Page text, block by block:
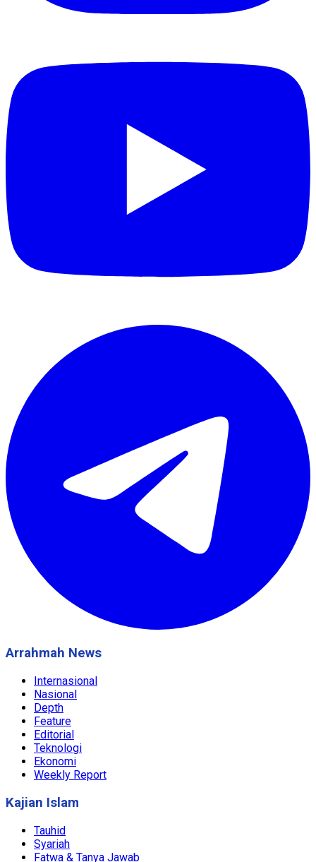
Arrahmah News
Internasional
Nasional
Depth
Feature
Editorial
Teknologi
Ekonomi
Weekly Report
Kajian Islam
Tauhid
Syariah
Fatwa & Tanya Jawab